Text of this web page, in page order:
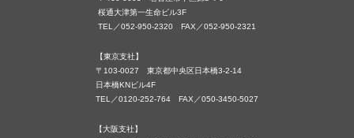
桜通大津第一生命ビル3F
TEL／052-950-2320 FAX／052-950-2321
【東京支社】
〒103-0027 東京都中央区日本橋3-2-14
日本橋KNビル4F
TEL／0120-252-764 FAX／050-3450-5027
【大阪支社】